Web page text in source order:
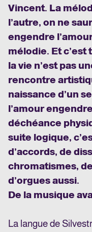
Vincent. La
l’autre, on ne
engendre
mélodie. Et c’est
la vie n’est pas
rencontre
naissance d’un
l’amour
déchéance
suite logique,
d’accords, de
chromatismes,
d’orgues aussi.
De la musique
La langue de